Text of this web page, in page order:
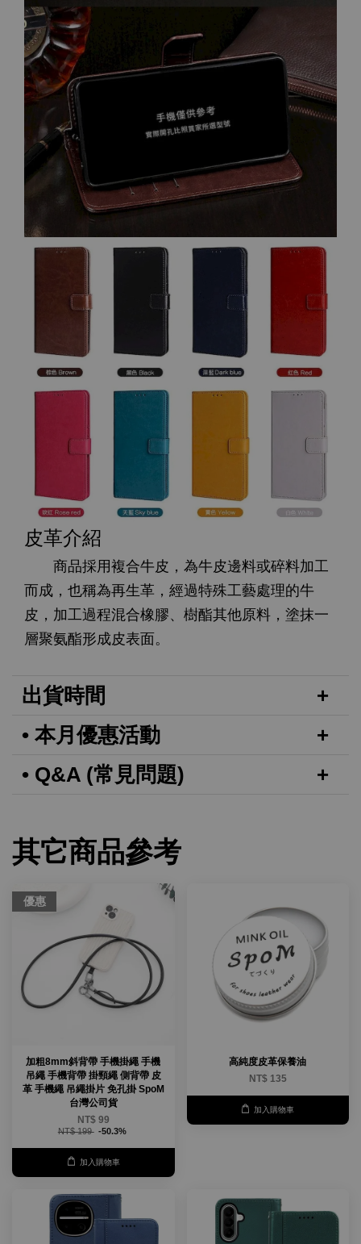
皮革介紹
商品採用複合牛皮，為牛皮邊料或碎料加工
而成，也稱為再生革，經過特殊工藝處理的牛
皮，加工過程混合橡膠、樹酯其他原料，塗抹一
層聚氨酯形成皮表面。
出貨時間
• 本月優惠活動
• Q&A (常見問題)
其它商品參考
優惠
加粗8mm斜背帶 手機掛繩 手機
吊繩 手機背帶 掛頸繩 側背帶 皮
革 手機繩 吊繩掛片 免孔掛 SpoM
台灣公司貨
NT$ 99
NT$ 199 -50.3%
加入購物車
高純度皮革保養油
NT$ 135
加入購物車